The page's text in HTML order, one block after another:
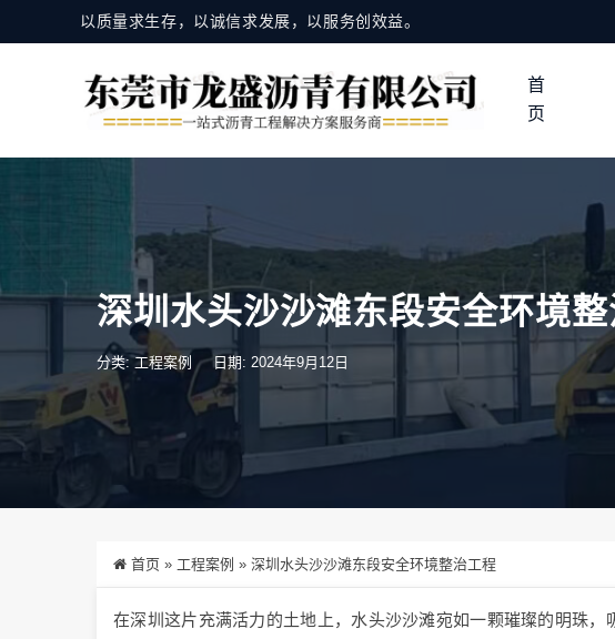
以质量求生存，以诚信求发展，以服务创效益。
首
页
深圳水头沙沙滩东段安全环境
分类:工程案例 日期: 2024年9月12日
首页 » 工程案例 » 深圳水头沙沙滩东段安全环境整治工程
在深圳这片充满活力的土地上，水头沙沙滩宛如一颗璀璨的明珠